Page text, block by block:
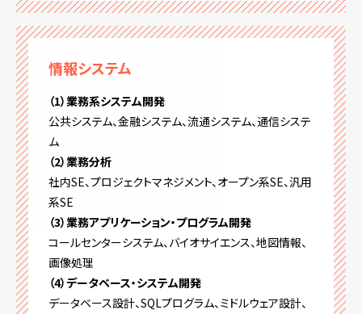
情報システム
（1）業務系システム開発
公共システム、金融システム、流通システム、通信システ
ム
（2）業務分析
社内SE、プロジェクトマネジメント、オープン系SE、汎用
系SE
（3）業務アプリケーション・プログラム開発
コールセンターシステム、バイオサイエンス、地図情報、
画像処理
（4）データベース・システム開発
データベース設計、SQLプログラム、ミドルウェア設計、